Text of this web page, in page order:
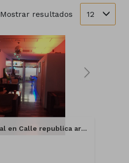
Mostrar resultados 12
Local comercial en Calle republica argentina